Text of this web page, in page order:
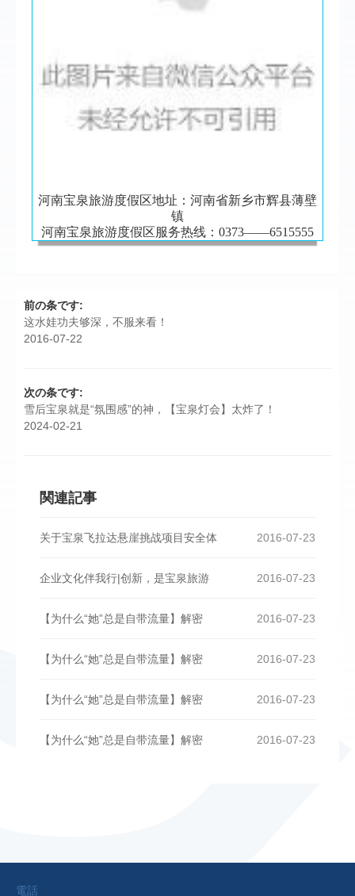
河南宝泉旅游度假区地址：河南省新乡市辉县薄壁
镇
河南宝泉旅游度假区服务热线：0373——6515555
前の条です:
这水娃功夫够深，不服来看！
2016-07-22
次の条です:
雪后宝泉就是“氛围感”的神，【宝泉灯会】太炸了！
2024-02-21
関連記事
2016-07-23
关于宝泉飞拉达悬崖挑战项目安全体
2016-07-23
企业文化伴我行|创新，是宝泉旅游
2016-07-23
【为什么“她”总是自带流量】解密
2016-07-23
【为什么“她”总是自带流量】解密
2016-07-23
【为什么“她”总是自带流量】解密
2016-07-23
【为什么“她”总是自带流量】解密
電話